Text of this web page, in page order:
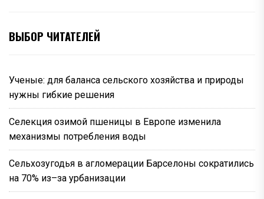
ВЫБОР ЧИТАТЕЛЕЙ
Ученые: для баланса сельского хозяйства и природы
нужны гибкие решения
Селекция озимой пшеницы в Европе изменила
механизмы потребления воды
Сельхозугодья в агломерации Барселоны сократились
на 70% из–за урбанизации